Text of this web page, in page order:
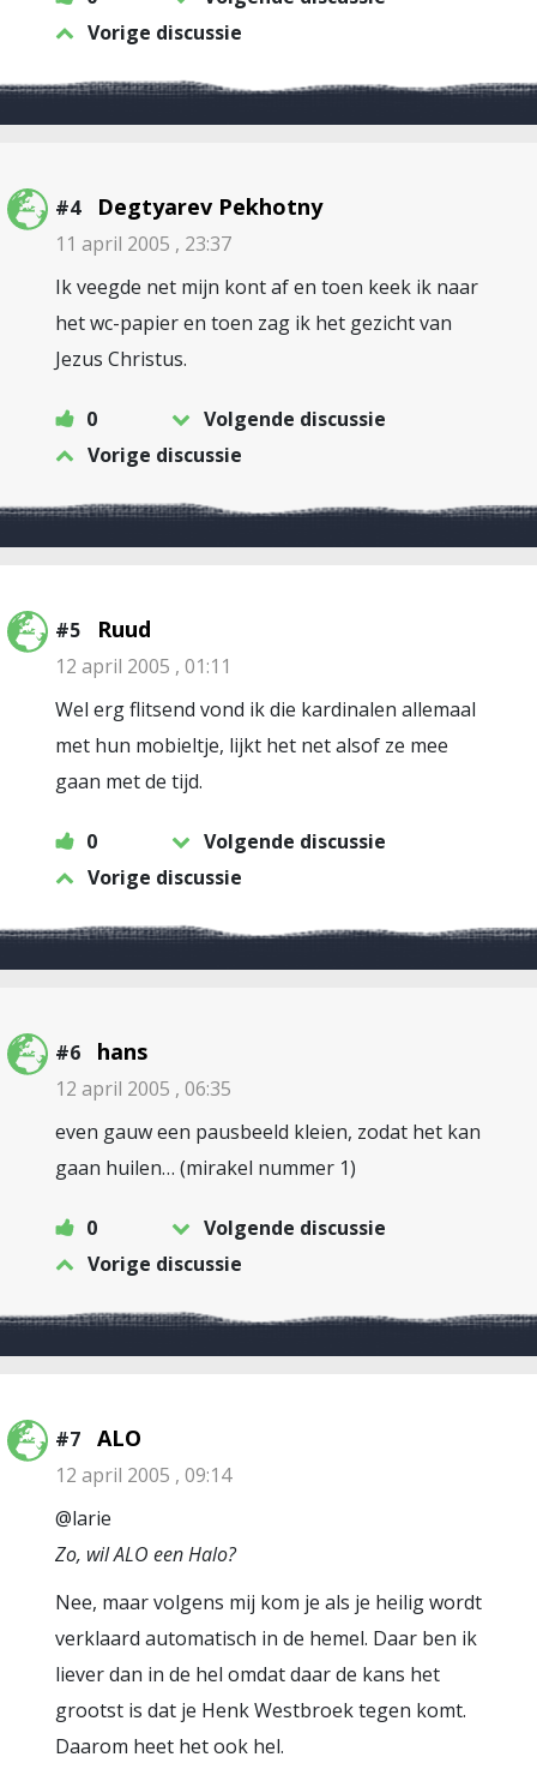
Vorige discussie
#4 Degtyarev Pekhotny
11 april 2005 , 23:37
Ik veegde net mijn kont af en toen keek ik naar
het wc-papier en toen zag ik het gezicht van
Jezus Christus.
0
Volgende discussie
Vorige discussie
#5 Ruud
12 april 2005 , 01:11
Wel erg flitsend vond ik die kardinalen allemaal
met hun mobieltje, lijkt het net alsof ze mee
gaan met de tijd.
0
Volgende discussie
Vorige discussie
#6 hans
12 april 2005 , 06:35
even gauw een pausbeeld kleien, zodat het kan
gaan huilen… (mirakel nummer 1)
0
Volgende discussie
Vorige discussie
#7 ALO
12 april 2005 , 09:14
@larie
Zo, wil ALO een Halo?
Nee, maar volgens mij kom je als je heilig wordt
verklaard automatisch in de hemel. Daar ben ik
liever dan in de hel omdat daar de kans het
grootst is dat je Henk Westbroek tegen komt.
Daarom heet het ook hel.